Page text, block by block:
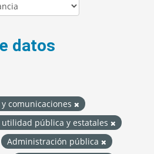
datos
comunicaciones
utilidad pública y estatales
Administración pública